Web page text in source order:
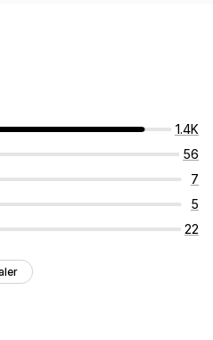
1.4K
56
7
5
22